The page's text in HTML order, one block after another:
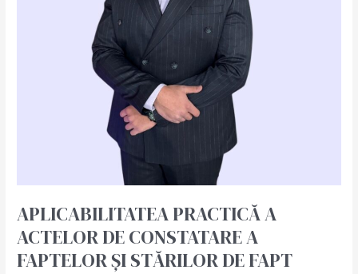
APLICABILITATEA PRACTICĂ A
ACTELOR DE CONSTATARE A
FAPTELOR ȘI STĂRILOR DE FAPT